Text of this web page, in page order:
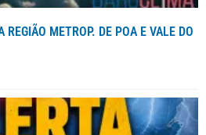
REGIÃO METROP. DE POA E VALE DO